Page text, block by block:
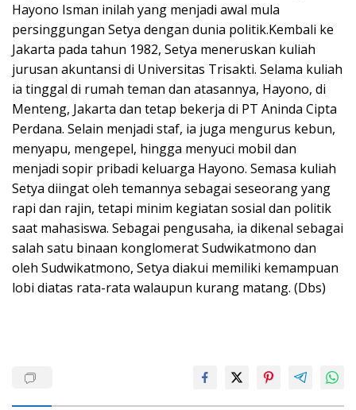
Hayono Isman inilah yang menjadi awal mula
persinggungan Setya dengan dunia politik.Kembali ke
Jakarta pada tahun 1982, Setya meneruskan kuliah
jurusan akuntansi di Universitas Trisakti. Selama kuliah
ia tinggal di rumah teman dan atasannya, Hayono, di
Menteng, Jakarta dan tetap bekerja di PT Aninda Cipta
Perdana. Selain menjadi staf, ia juga mengurus kebun,
menyapu, mengepel, hingga menyuci mobil dan
menjadi sopir pribadi keluarga Hayono. Semasa kuliah
Setya diingat oleh temannya sebagai seseorang yang
rapi dan rajin, tetapi minim kegiatan sosial dan politik
saat mahasiswa. Sebagai pengusaha, ia dikenal sebagai
salah satu binaan konglomerat Sudwikatmono dan
oleh Sudwikatmono, Setya diakui memiliki kemampuan
lobi diatas rata-rata walaupun kurang matang. (Dbs)